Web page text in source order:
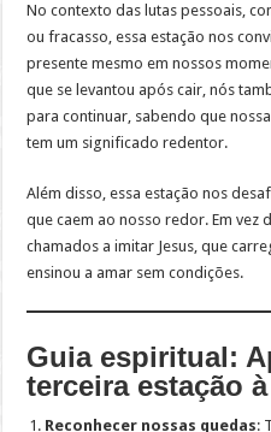
No contexto das lutas pessoais,
ou fracasso, essa estação nos
presente mesmo em nossos
que se levantou após cair, nós
para continuar, sabendo que
tem um significado redentor.
Além disso, essa estação nos
que caem ao nosso redor. Em vez
chamados a imitar Jesus, que
ensinou a amar sem condições.
Guia espiritual:
terceira estação
Reconhecer nossas quedas: